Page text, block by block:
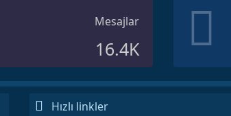
Mesajlar
16.4K
Hızlı linkler